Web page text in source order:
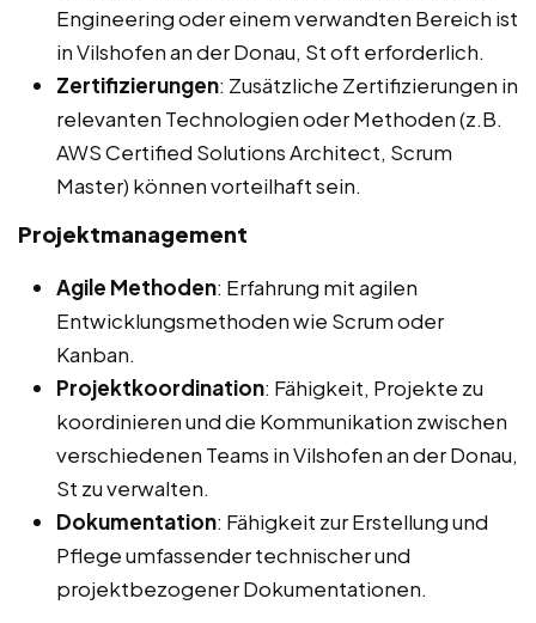
Engineering oder einem verwandten Bereich ist
in Vilshofen an der Donau, St oft erforderlich.
Zertifizierungen: Zusätzliche Zertifizierungen in
relevanten Technologien oder Methoden (z.B.
AWS Certified Solutions Architect, Scrum
Master) können vorteilhaft sein.
Projektmanagement
Agile Methoden: Erfahrung mit agilen
Entwicklungsmethoden wie Scrum oder
Kanban.
Projektkoordination: Fähigkeit, Projekte zu
koordinieren und die Kommunikation zwischen
verschiedenen Teams in Vilshofen an der Donau,
St zu verwalten.
Dokumentation: Fähigkeit zur Erstellung und
Pflege umfassender technischer und
projektbezogener Dokumentationen.